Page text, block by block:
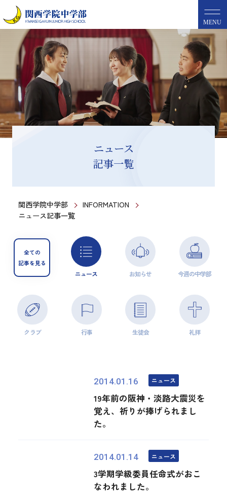
MENU
ニュース
記事一覧
関西学院中学部
INFORMATION
ニュース記事一覧
全ての
記事を見る
ニュース お知らせ 今週の中学部
クラブ 行事 生徒会 礼拝
2014.01.16 ニュース
19年前の阪神・淡路大震災を
覚え、祈りが捧げられまし
た。
2014.01.14 ニュース
3学期学級委員任命式がおこ
なわれました。